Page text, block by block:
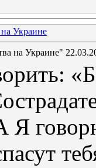
на Украине
на Украине"
Я